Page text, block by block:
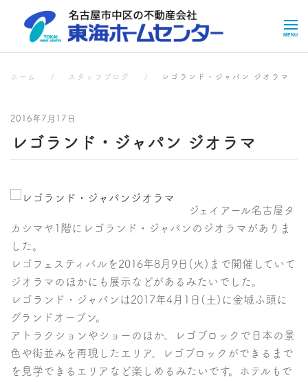
Skip to main content
スタッフブログ
ホーム スタッフブログ レゴランド・ジャパン ジオラマ
2016年7月17日
レゴランド・ジャパン ジオラマ
ジェイアール名古屋タ
カシマヤ1階にレゴランド・ジャパンのジオラマがありま
した。
レゴフェスティバルを2016年8月9日(火)まで開催していて
ジオラマのほかにも展示などがあるみたいでした。
レゴランド・ジャパンは2017年4月1日(土)に金城ふ頭に
グランドオープン。
アトラクションやショーのほか、レゴブロックで日本の景
色や街並みを再現したエリア、レゴブロックができるまで
を見学できるエリアなど楽しめるみたいです。ホテルもで